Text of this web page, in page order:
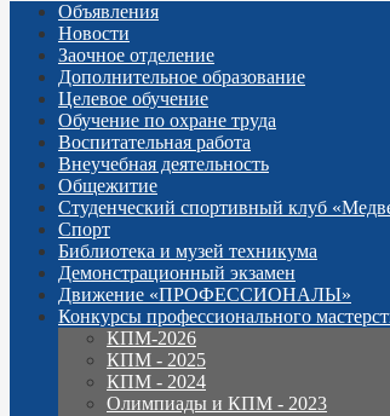
Объявления
Новости
Заочное отделение
Дополнительное образование
Целевое обучение
Обучение по охране труда
Воспитательная работа
Внеучебная деятельность
Общежитие
Студенческий спортивный клуб
Спорт
Библиотека и музей техникума
Демонстрационный экзамен
Движение «ПРОФЕССИОНАЛЫ»
Конкурсы профессионального
КПМ-2026
КПМ - 2025
КПМ - 2024
Олимпиады и КПМ - 2023